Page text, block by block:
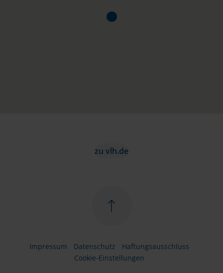
zu vlh.de
Impressum Datenschutz
Haftungsausschluss
Cookie-Einstellungen